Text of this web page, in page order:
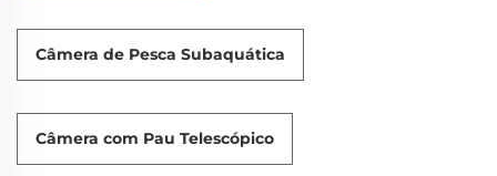
Câmera de Pesca Subaquática
Câmera com Pau Telescópico